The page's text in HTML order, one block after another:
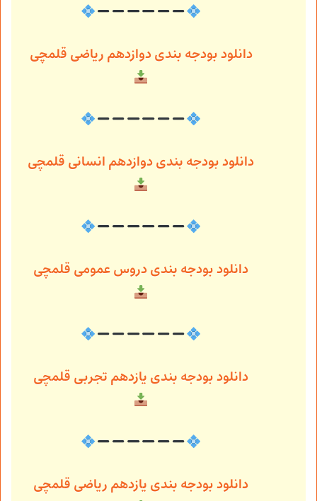
دانلود بودجه بندی دوازدهم ریاضی قلمچی
دانلود بودجه بندی دوازدهم انسانی قلمچی
دانلود بودجه بندی دروس عمومی قلمچی
دانلود بودجه بندی یازدهم تجربی قلمچی
دانلود بودجه بندی یازدهم ریاضی قلمچی